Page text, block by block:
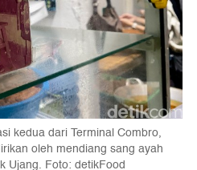
kedua dari Terminal Combro,
oleh mendiang sang ayah
Ujang. Foto: detikFood